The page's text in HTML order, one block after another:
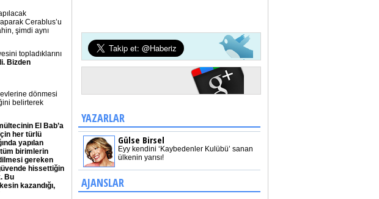
Cerablus’u
şimdi aynı
topladıklarını
Bizden
evlerine dönmesi
belirterek
El Bab’a
her türlü
yapılan
birimlerin
gereken
hissettiğin
Bu
kazandığı,
YAZARLAR
Gülse Birsel
Eyy kendini ‘Kaybedenler Kulübü’ sanan
ülkenin yarısı!
AJANSLAR